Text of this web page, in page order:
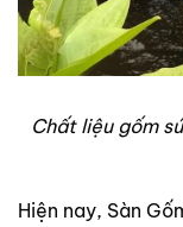
Chất liệu gốm
Hiện nay, Sàn